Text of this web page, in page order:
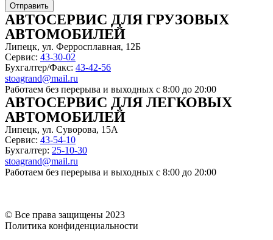
Отправить
АВТОСЕРВИС ДЛЯ ГРУЗОВЫХ
АВТОМОБИЛЕЙ
Липецк, ул. Ферросплавная, 12Б
Сервис: 43-30-02
Бухгалтер/Факс: 43-42-56
stoagrand@mail.ru
Работаем без перерыва и выходных с 8:00 до 20:00
АВТОСЕРВИС ДЛЯ ЛЕГКОВЫХ
АВТОМОБИЛЕЙ
Липецк, ул. Суворова, 15А
Сервис: 43-54-10
Бухгалтер: 25-10-30
stoagrand@mail.ru
Работаем без перерыва и выходных с 8:00 до 20:00
© Все права защищены 2023
Политика конфиденциальности